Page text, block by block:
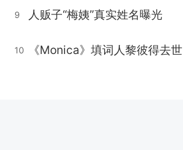
9 人贩子“梅姨”真实姓名曝光
10 《Monica》填词人黎彼得去世